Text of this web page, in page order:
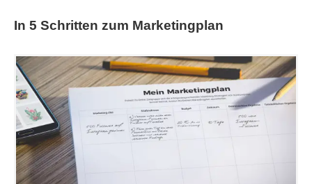
In 5 Schritten zum Marketingplan